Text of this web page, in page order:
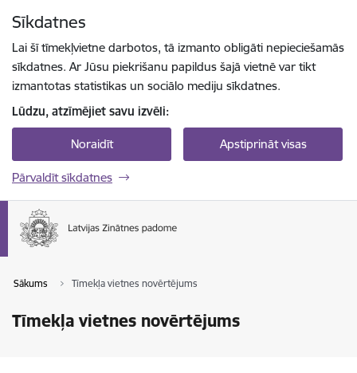
Sīkdatnes
Lai šī tīmekļvietne darbotos, tā izmanto obligāti nepieciešamās
sīkdatnes. Ar Jūsu piekrišanu papildus šajā vietnē var tikt
izmantotas statistikas un sociālo mediju sīkdatnes.
Lūdzu, atzīmējiet savu izvēli:
Noraidīt Apstiprināt visas
Pārvaldīt sīkdatnes
Sākums Tīmekļa vietnes novērtējums
Tīmekļa vietnes novērtējums